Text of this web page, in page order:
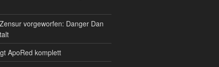
vorgeworfen: Danger Dan
ApoRed komplett